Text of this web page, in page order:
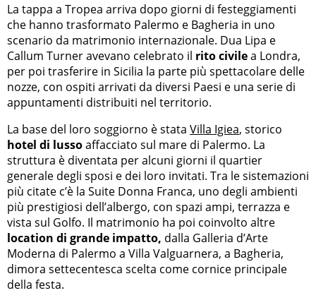
La tappa a Tropea arriva dopo giorni di festeggiamenti
che hanno trasformato Palermo e Bagheria in uno
scenario da matrimonio internazionale. Dua Lipa e
Callum Turner avevano celebrato il rito civilea Londra,
per poi trasferire in Sicilia la parte più spettacolare delle
nozze, con ospiti arrivati da diversi Paesi e una serie di
appuntamenti distribuiti nel territorio.
La base del loro soggiorno è stata Villa Igiea, storico
hotel di lussoaffacciato sul mare di Palermo. La
struttura è diventata per alcuni giorni il quartier
generale degli sposi e dei loro invitati. Tra le sistemazioni
più citate c’è la Suite Donna Franca, uno degli ambienti
più prestigiosi dell’albergo, con spazi ampi, terrazza e
vista sul Golfo. Il matrimonio ha poi coinvolto altre
location di grande impatto, dalla Galleria d’Arte
Moderna di Palermo a Villa Valguarnera, a Bagheria,
dimora settecentesca scelta come cornice principale
della festa.